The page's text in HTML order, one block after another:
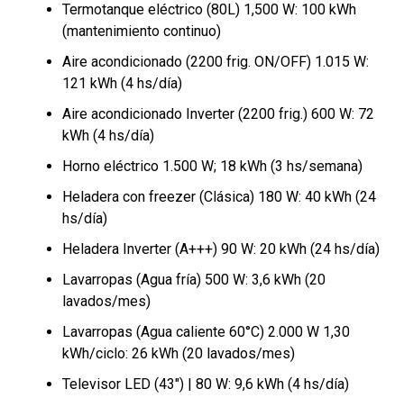
Termotanque eléctrico (80L) 1,500 W: 100 kWh
(mantenimiento continuo)
Aire acondicionado (2200 frig. ON/OFF) 1.015 W:
121 kWh (4 hs/día)
Aire acondicionado Inverter (2200 frig.) 600 W: 72
kWh (4 hs/día)
Horno eléctrico 1.500 W; 18 kWh (3 hs/semana)
Heladera con freezer (Clásica) 180 W: 40 kWh (24
hs/día)
Heladera Inverter (A+++) 90 W: 20 kWh (24 hs/día)
Lavarropas (Agua fría) 500 W: 3,6 kWh (20
lavados/mes)
Lavarropas (Agua caliente 60°C) 2.000 W 1,30
kWh/ciclo: 26 kWh (20 lavados/mes)
Televisor LED (43″) | 80 W: 9,6 kWh (4 hs/día)